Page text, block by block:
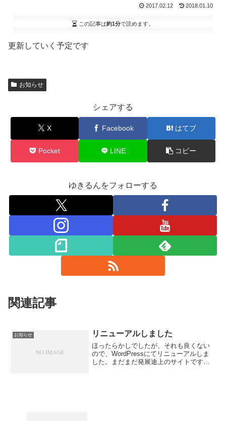
2017.02.12 2018.01.10
この記事は約1分で読めます。
更新していく予定です
お知らせ
シェアする
X Facebook はてブ
Pocket LINE コピー
ゆきるんをフォローする
関連記事
お知らせ リニューアルしました
ほったらかしでしたが、それも良くない
ので、WordPressにてリニューアルしま
した。まだまだ発展途上のサイトです